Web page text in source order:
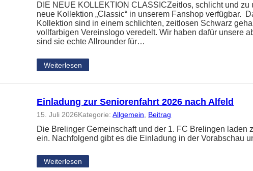
DIE NEUE KOLLEKTION CLASSICZeitlos, schlicht und
neue Kollektion „Classic“ in unserem Fanshop verfügbar.
Kollektion sind in einem schlichten, zeitlosen Schwarz
vollfarbigen Vereinslogo veredelt. Wir haben dafür unsere
sind sie echte Allrounder für…
Weiterlesen
Einladung zur Seniorenfahrt 2026 nach Alfeld
15. Juli 2026Kategorie:Allgemein Beitrag
Die Brelinger Gemeinschaft und der 1. FC Brelingen laden
ein. Nachfolgend gibt es die Einladung in der Vorabschau
Weiterlesen